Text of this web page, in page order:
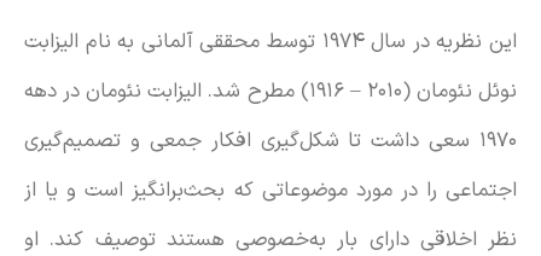
این نظریه در سال ۱۹۷۴ توسط محققی آلمانی به نام الیزابت
نوئل نئومان (۲۰۱۰ – ۱۹۱۶) مطرح شد. الیزابت نئومان در دهه‌
۱۹۷۰ سعی داشت تا شکل‌گیری افکار جمعی و تصمیم‌گیری
اجتماعی را در مورد موضوعاتی که بحث‌برانگیز است و یا از
نظر اخلاقی دارای بار به‌خصوصی هستند توصیف کند. او